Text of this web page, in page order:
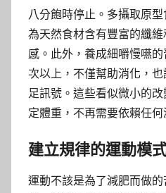
八分飽時停止。多攝取原
為天然食材含有豐富的纖
感。此外，養成細嚼慢嚥
次以上，不僅幫助消化，
足訊號。這些看似微小的
定體重，不再需要依賴任何
建立規律的運動模
運動不該是為了減肥而做